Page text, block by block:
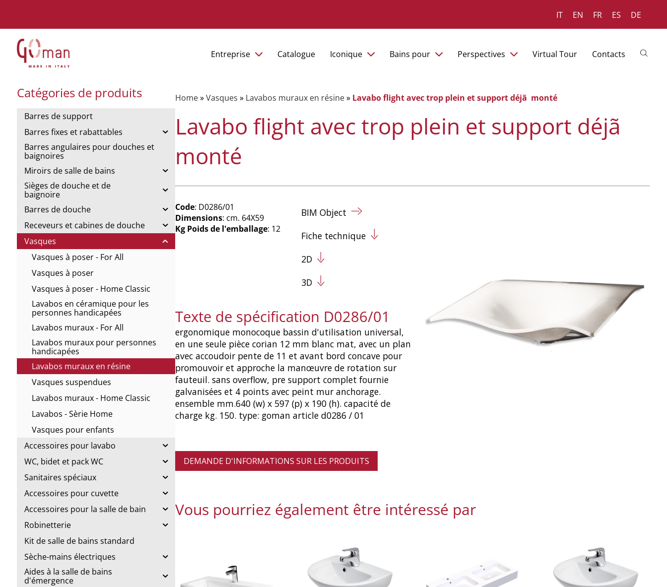
IT EN FR ES DE
Entreprise Catalogue Iconique Bains pour Perspectives Virtual Tour Contacts
Catégories de produits
Barres de support
Barres fixes et rabattables
Barres angulaires pour douches et
baignoires
Miroirs de salle de bains
Sièges de douche et de
baignoire
Barres de douche
Receveurs et cabines de douche
Vasques
Vasques à poser - For All
Vasques à poser
Vasques à poser - Home Classic
Lavabos en céramique pour les
personnes handicapées
Lavabos muraux - For All
Lavabos muraux pour personnes
handicapées
Lavabos muraux en résine
Vasques suspendues
Lavabos muraux - Home Classic
Lavabos - Sèrie Home
Vasques pour enfants
Accessoires pour lavabo
WC, bidet et pack WC
Sanitaires spéciaux
Accessoires pour cuvette
Accessoires pour la salle de bain
Robinetterie
Kit de salle de bains standard
Sèche-mains électriques
Aides à la salle de bains
d'émergence
Home»Vasques » Lavabos muraux en résine» Lavabo flight avec trop plein et support déjã monté
Lavabo flight avec trop plein et support déjã
monté
Code: D0286/01
Dimensions: cm. 64X59
Kg Poids de l'emballage: 12
BIM Object
Fiche technique
2D
3D
Texte de spécification D0286/01
ergonomique monocoque bassin d'utilisation universal,
en une seule pièce corian 12 mm blanc mat, avec un plan
avec accoudoir pente de 11 et avant bord concave pour
promouvoir et approche la manœuvre de rotation sur
fauteuil. sans overflow, pre support complet fournie
galvanisées et 4 points avec peint mur anchorage.
ensemble mm.640 (w) x 597 (p) x 190 (h). capacité de
charge kg. 150. type: goman article d0286 / 01
DEMANDE D'INFORMATIONS SUR LES PRODUITS
Vous pourriez également être intéressé par